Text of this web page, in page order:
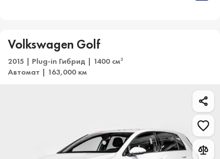
Volkswagen Golf
2015 | Plug-in Гибрид | 1400 см3
Автомат | 163,000 км